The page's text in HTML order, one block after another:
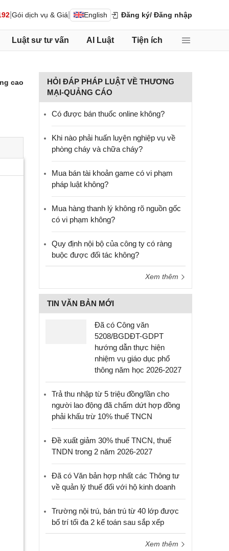
Gói dịch vụ & Giá English Đăng ký/ Đăng nhập
Luật sư tư vấn AI Luật Tiện ích
cao
HỎI ĐÁP PHÁP LUẬT VỀ THƯƠNG
MẠI-QUẢNG CÁO
Có được bán thuốc online không?
Khi nào phải huấn luyện nghiệp vụ về
phòng cháy và chữa cháy?
Mua bán tài khoản game có vi phạm
pháp luật không?
Mua hàng thanh lý không rõ nguồn gốc
có vi phạm không?
Quy định nội bộ của công ty có ràng
buộc được đối tác không?
Xem thêm
TIN VĂN BẢN MỚI
Đã có Công văn
5208/BGDĐT-GDPT
hướng dẫn thực hiện
nhiệm vụ giáo dục phổ
thông năm học 2026-2027
Trả thu nhập từ 5 triệu đồng/lần cho
người lao động đã chấm dứt hợp đồng
phải khấu trừ 10% thuế TNCN
Đề xuất giảm 30% thuế TNCN, thuế
TNDN trong 2 năm 2026-2027
Đã có Văn bản hợp nhất các Thông tư
về quản lý thuế đối với hộ kinh doanh
Trường nội trú, bán trú từ 40 lớp được
bố trí tối đa 2 kế toán sau sắp xếp
Xem thêm